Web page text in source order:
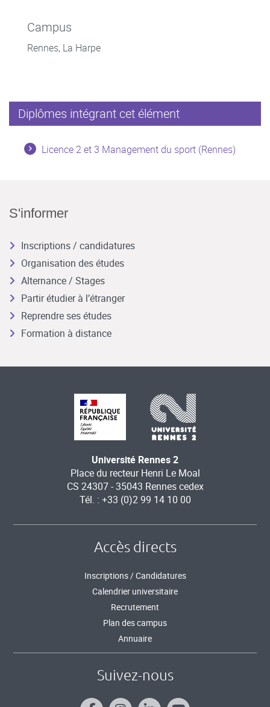
Campus
Rennes, La Harpe
Diplômes intégrant cet élément
Licence 2 et 3 Management du sport (Rennes)
S'informer
Inscriptions / candidatures
Organisation des études
Alternance / Stages
Partir étudier à l’étranger
Reprendre ses études
Formation à distance
Université Rennes 2
Place du recteur Henri Le Moal
CS 24307 - 35043 Rennes cedex
Tél. : +33 (0)2 99 14 10 00
Accès directs
Inscriptions / Candidatures
Calendrier universitaire
Recrutement
Plan des campus
Annuaire
Suivez-nous